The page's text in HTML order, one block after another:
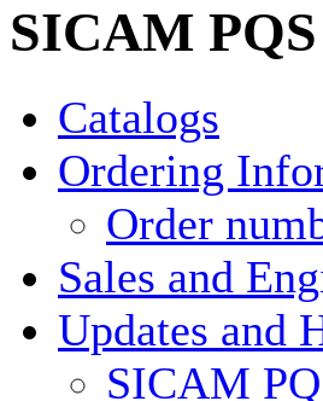
SICAM PQS
Catalogs
Ordering
Order
Sales and
Updates and
SICAM